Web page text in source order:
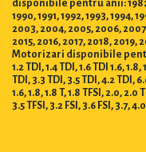
disponibile pentru anii: 1982,
1990, 1991, 1992, 1993, 1994,
2003, 2004, 2005, 2006,
2015, 2016, 2017, 2018, 2019,
Motorizari disponibile
1.2 TDI, 1.4 TDI, 1.6 TDI 1.6,
TDI, 3.3 TDI, 3.5 TDI, 4.2 TDI,
1.6, 1.8, 1.8 T, 1.8 TFSI, 2.0, 2.0
3.5 TFSI, 3.2 FSI, 3.6 FSI, 3.7,